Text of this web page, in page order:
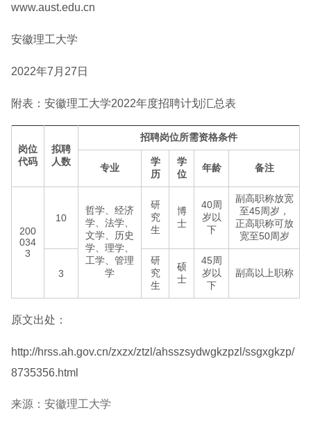
www.aust.edu.cn
安徽理工大学
2022年7月27日
附表：安徽理工大学2022年度招聘计划汇总表
岗位
代码
拟聘
人数
招聘岗位所需资格条件
专业
学
历
学
位
年龄 备注
200
034
3
10
哲学、经济
学、法学、
文学、历史
学、理学、
工学、管理
学
研
究
生
博
士
40周
岁以
下
副高职称放宽
至45周岁，
正高职称可放
宽至50周岁
3
研
究
生
硕
士
45周
岁以
下
副高以上职称
原文出处：
http://hrss.ah.gov.cn/zxzx/ztzl/ahsszsydwgkzpzl/ssgxgkzp/
8735356.html
来源：安徽理工大学